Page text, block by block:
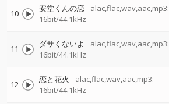
10 安堂くんの恋
alac,flac,wav,aac,mp3:
16bit/44.1kHz
11 ダサくないよ
alac,flac,wav,aac,mp3:
16bit/44.1kHz
12 恋と花火
alac,flac,wav,aac,mp3:
16bit/44.1kHz